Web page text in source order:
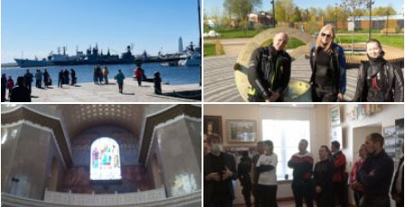
Инструктаж в 10.40 (необходимо обязательное
присутствие)
Старт в 11.00
Общая протяженность маршрута 81 км
Старт обратного выезда колонны из г. Кронштадт